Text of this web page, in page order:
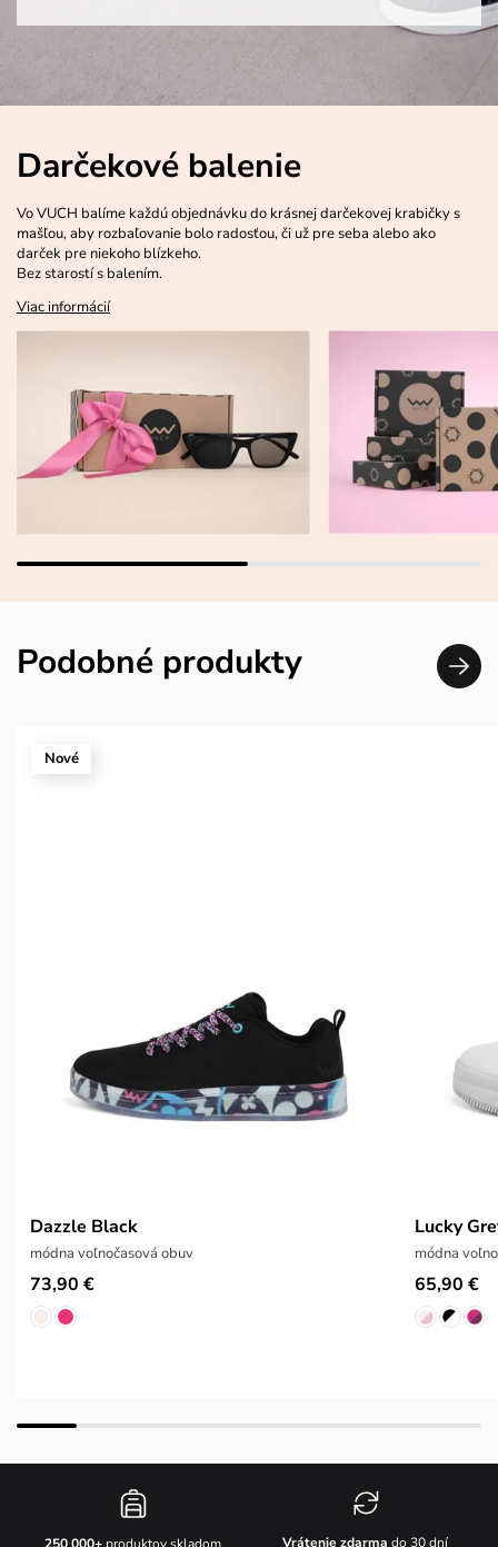
Darčekové balenie
Vo VUCH balíme každú objednávku do krásnej darčekovej krabičky s
mašľou, aby rozbaľovanie bolo radosťou, či už pre seba alebo ako
darček pre niekoho blízkeho.
Bez starostí s balením.
Viac informácií
Podobné produkty
Nové
Dazzle Black
módna voľnočasová obuv
73,90 €
Lucky
módna
65,90 €
Vrátenie zdarma do 30 dní